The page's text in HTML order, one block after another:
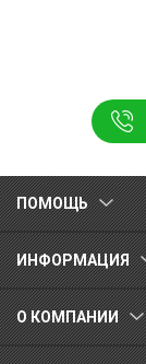
ПОМОЩЬ
ИНФОРМАЦИЯ
О КОМПАНИИ